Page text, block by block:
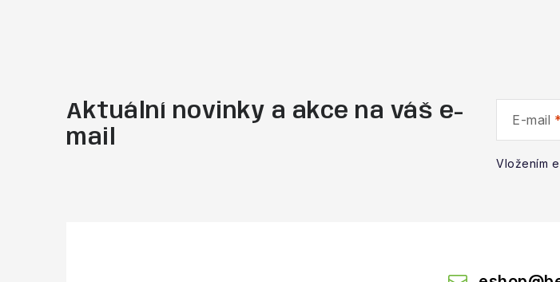
Aktuální novinky a akce na váš e-
mail
E-mail
Vložením